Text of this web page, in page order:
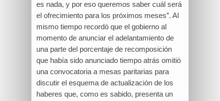
es nada, y por eso queremos saber cuál será
el ofrecimiento para los próximos meses”. Al
mismo tiempo recordó que el gobierno al
momento de anunciar el adelantamiento de
una parte del porcentaje de recomposición
que había sido anunciado tiempo atrás omitió
una convocatoria a mesas paritarias para
discutir el esquema de actualización de los
haberes que, como es sabido, presenta un